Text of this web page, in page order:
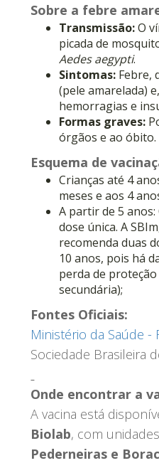
Sobre a febre
Transmissão:O
picada de
Aedes aegypti.
Sintomas: Febre,
(pele amarelada)
hemorragias e
Formas graves:
órgãos e ao óbito.
Esquema de
Crianças até 4
meses e aos 4
A partir de 5
dose única. A
recomenda duas
10 anos, pois há
perda de
secundária);
Fontes Oficiais:
Ministério da Saúde -
Sociedade Brasileira
Onde encontrar a
A vacina está
Biolab, com
Pederneiras e